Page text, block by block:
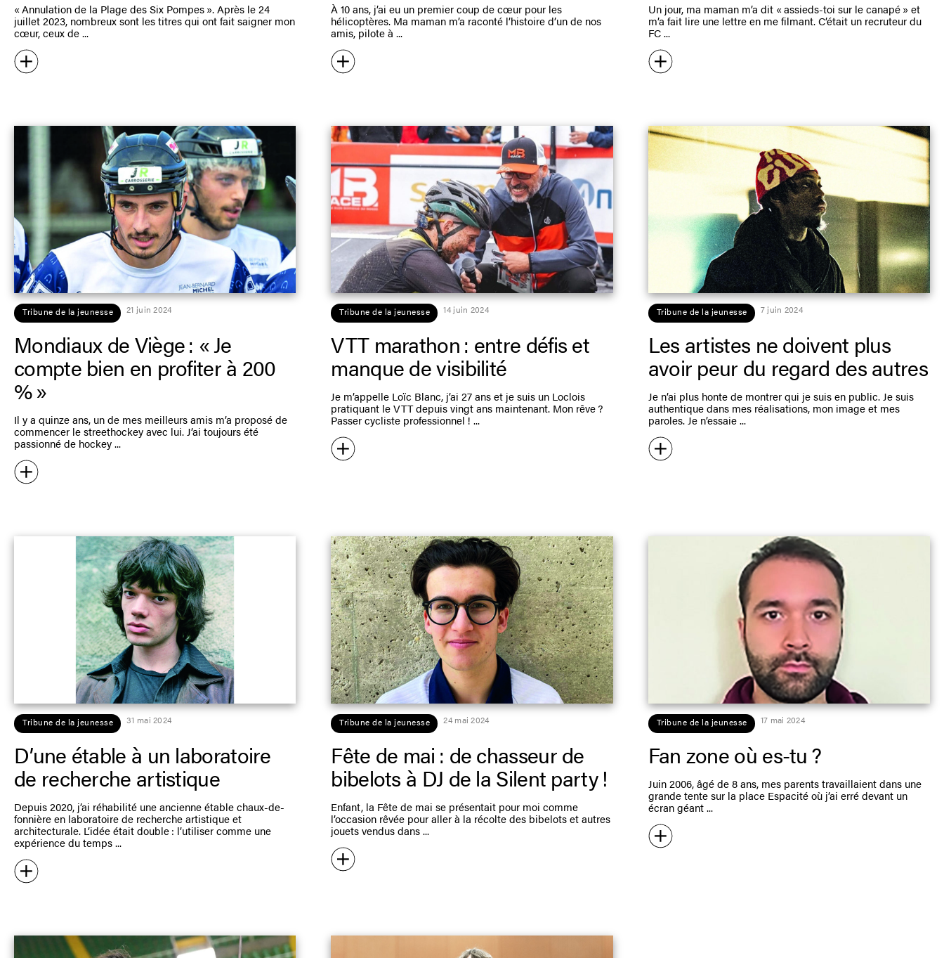
« Annulation de la Plage des Six Pompes ». Après le 24
juillet 2023, nombreux sont les titres qui ont fait saigner mon
cœur, ceux de
À 10 ans, j’ai eu un premier coup de cœur pour les
hélicoptères. Ma maman m’a raconté l’histoire d’un de nos
amis, pilote à
Un jour, ma maman m’a dit « assieds-toi sur le canapé » et
m’a fait lire une lettre en me filmant. C’était un recruteur du
FC
Tribune de la jeunesse 21 juin 2024
Mondiaux de Viège : « Je
compte bien en profiter à 200
% »
Il y a quinze ans, un de mes meilleurs amis m’a proposé de
commencer le streethockey avec lui. J’ai toujours été
passionné de hockey
Tribune de la jeunesse 14 juin 2024
VTT marathon : entre défis et
manque de visibilité
Je m’appelle Loïc Blanc, j’ai 27 ans et je suis un Loclois
pratiquant le VTT depuis vingt ans maintenant. Mon rêve ?
Passer cycliste professionnel !
Tribune de la jeunesse 7 juin 2024
Les artistes ne doivent plus
avoir peur du regard des autres
Je n’ai plus honte de montrer qui je suis en public. Je suis
authentique dans mes réalisations, mon image et mes
paroles. Je n’essaie
Tribune de la jeunesse 31 mai 2024
D’une étable à un laboratoire
de recherche artistique
Depuis 2020, j’ai réhabilité une ancienne étable chaux-de-
fonnière en laboratoire de recherche artistique et
architecturale. L’idée était double : l’utiliser comme une
expérience du temps
Tribune de la jeunesse 24 mai 2024
Fête de mai : de chasseur de
bibelots à DJ de la Silent party !
Enfant, la Fête de mai se présentait pour moi comme
l’occasion rêvée pour aller à la récolte des bibelots et autres
jouets vendus dans
Tribune de la jeunesse 17 mai 2024
Fan zone où es-tu ?
Juin 2006, âgé de 8 ans, mes parents travaillaient dans une
grande tente sur la place Espacité où j’ai erré devant un
écran géant